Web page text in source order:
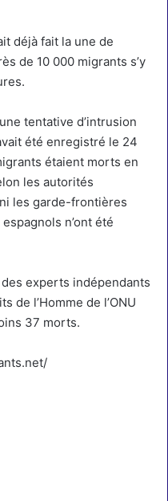
déjà fait la une de
de 10 000 migrants s’y
tentative d’intrusion
été enregistré le 24
étaient morts en
les autorités
les garde-frontières
n’ont été
des experts indépendants
de l’Homme de l’ONU
37 morts.